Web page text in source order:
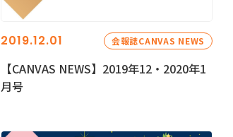
2019.12.01 会報誌CANVAS NEWS
【CANVAS NEWS】2019年12・2020年1
月号